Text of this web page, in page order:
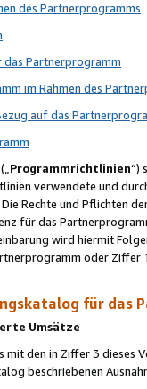
des Partnerprogramms
Partnerprogramm
im Rahmen des
auf das
Programmrichtlinien“)
verwendete und
Rechte und Pflichten
für das
wird hiermit
oder
für das
Umsätze
mit den in Ziffer 3
beschriebenen